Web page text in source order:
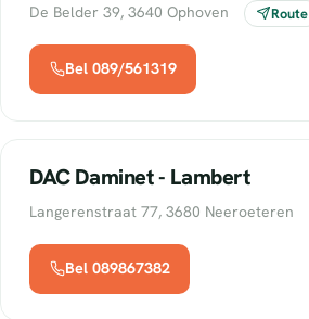
De Belder 39, 3640 Ophoven Route
Bel 089/561319
DAC Daminet - Lambert
Langerenstraat 77, 3680 Neeroeteren
Bel 089867382